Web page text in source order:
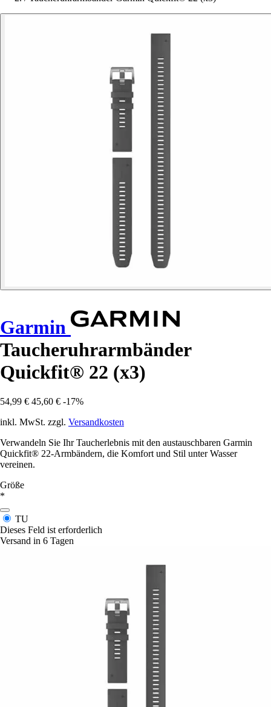
Garmin
Taucheruhrarmbänder
Quickfit® 22 (x3)
54,99 € 45,60 € -17%
inkl. MwSt. zzgl. Versandkosten
Verwandeln Sie Ihr Taucherlebnis mit den austauschbaren Garmin
Quickfit® 22-Armbändern, die Komfort und Stil unter Wasser
vereinen.
Größe
*
TU
Dieses Feld ist erforderlich
Versand in 6 Tagen